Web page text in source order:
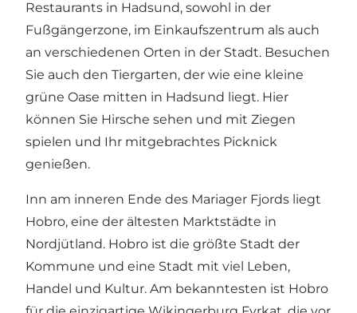
Restaurants in Hadsund, sowohl in der
Fußgängerzone, im Einkaufszentrum als auch
an verschiedenen Orten in der Stadt. Besuchen
Sie auch den Tiergarten, der wie eine kleine
grüne Oase mitten in Hadsund liegt. Hier
können Sie Hirsche sehen und mit Ziegen
spielen und Ihr mitgebrachtes Picknick
genießen.
Inn am inneren Ende des Mariager Fjords liegt
Hobro, eine der ältesten Marktstädte in
Nordjütland. Hobro ist die größte Stadt der
Kommune und eine Stadt mit viel Leben,
Handel und Kultur. Am bekanntesten ist Hobro